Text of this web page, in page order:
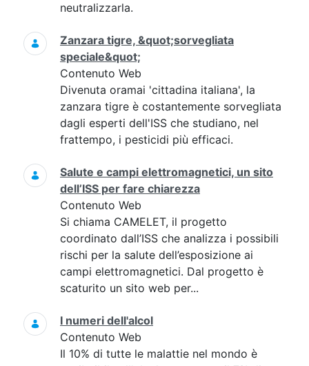
neutralizzarla.
Zanzara tigre, &quot;sorvegliata
speciale&quot;
Contenuto Web
Divenuta oramai 'cittadina italiana', la
zanzara tigre è costantemente sorvegliata
dagli esperti dell'ISS che studiano, nel
frattempo, i pesticidi più efficaci.
Salute e campi elettromagnetici, un sito
dell’ISS per fare chiarezza
Contenuto Web
Si chiama CAMELET, il progetto
coordinato dall’ISS che analizza i possibili
rischi per la salute dell’esposizione ai
campi elettromagnetici. Dal progetto è
scaturito un sito web per...
I numeri dell'alcol
Contenuto Web
Il 10% di tutte le malattie nel mondo è